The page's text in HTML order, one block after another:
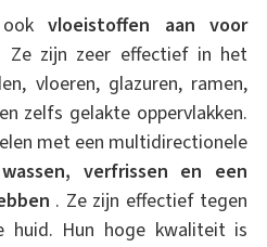
ookvloeistoffen aan voor
Ze zijn zeer effectief in het
vloeren, glazuren, ramen,
zelfs gelakte oppervlakken.
met een multidirectionele
verfrissen en een
. Ze zijn effectief tegen
huid. Hun hoge kwaliteit is